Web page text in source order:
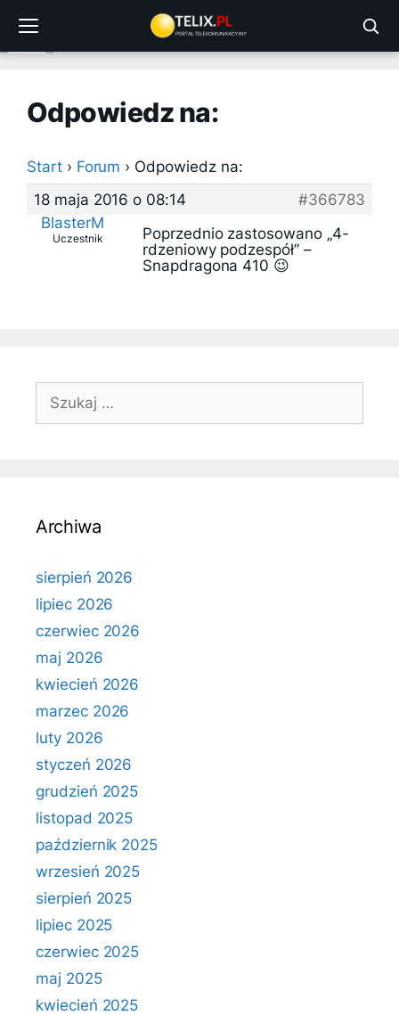
treści
Odpowiedz na:
Start › Forum › Odpowiedz na:
18 maja 2016 o 08:14
#366783
BlasterM
Uczestnik
Poprzednio zastosowano „4-
rdzeniowy podzespół” –
Snapdragona 410 😉
Szukaj:
Archiwa
sierpień 2026
lipiec 2026
czerwiec 2026
maj 2026
kwiecień 2026
marzec 2026
luty 2026
styczeń 2026
grudzień 2025
listopad 2025
październik 2025
wrzesień 2025
sierpień 2025
lipiec 2025
czerwiec 2025
maj 2025
kwiecień 2025